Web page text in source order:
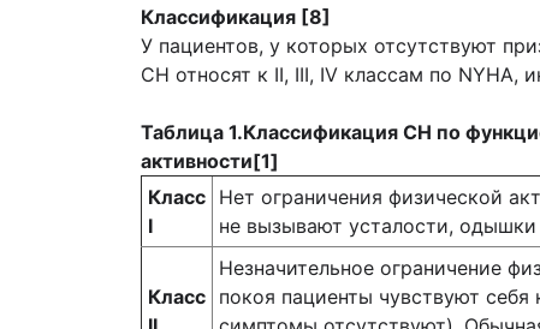
Классификация [8]
У пациентов, у которых отсутствуют
СН относят к II, III, IV классам по NYHA,
Таблица 1.Классификация СН по
активности[1]
Класс
I
Нет ограничения физической
не вызывают усталости,
Класс
Незначительное ограничение
покоя пациенты чувствуют